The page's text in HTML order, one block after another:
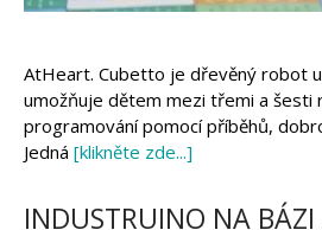
Videa
AtHeart. Cubetto je dřevěný robot
umožňuje dětem mezi třemi a šesti
programování pomocí příběhů,
Jedná [klikněte zde...]
INDUSTRUINO NA